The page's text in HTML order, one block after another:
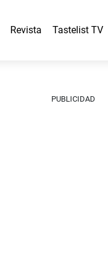
Revista Tastelist TV
PUBLICIDAD